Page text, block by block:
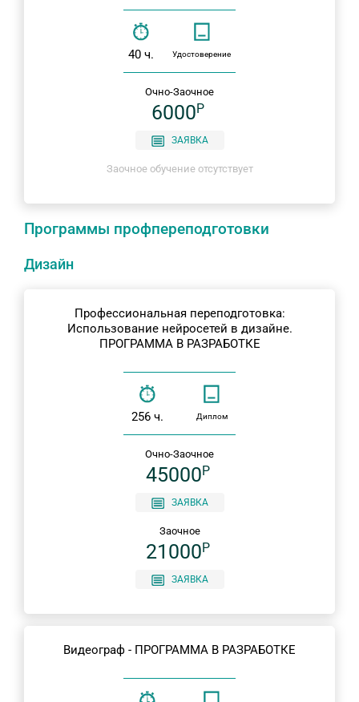
40 ч. Удостоверение
Очно-Заочное
6000P
ЗАЯВКА
Заочное обучение отсутствует
Программы профпереподготовки
Дизайн
Профессиональная переподготовка:
Использование нейросетей в дизайне.
ПРОГРАММА В РАЗРАБОТКЕ
256 ч. Диплом
Очно-Заочное
45000P
ЗАЯВКА
Заочное
21000P
ЗАЯВКА
Видеограф - ПРОГРАММА В РАЗРАБОТКЕ